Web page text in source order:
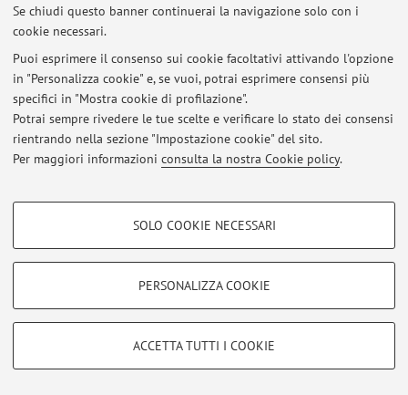
Se chiudi questo banner continuerai la navigazione solo con i
cookie necessari.
Puoi esprimere il consenso sui cookie facoltativi attivando l'opzione
in "Personalizza cookie" e, se vuoi, potrai esprimere consensi più
specifici in "Mostra cookie di profilazione".
Potrai sempre rivedere le tue scelte e verificare lo stato dei consensi
rientrando nella sezione "Impostazione cookie" del sito.
Per maggiori informazioni consulta la nostra Cookie policy.
COOKIE DI PROFILAZIONE - FACOLTATIVI
COOKIE TECNICI - NECESSARI
Si tratta di cookie tecnici utilizzati, a titolo esemplificativo, per il corretto
SOLO COOKIE NECESSARI
PERSONALIZZA COOKIE
ACCETTA TUTTI I COOKIE
Ultimi avvisi
Al momento non sono presenti avvisi.
Area riservata
per gestire tutti i contenuti del sito.
© 2026 - ALMA MATER STUDIORUM - Università di Bologna - Via
Zamboni, 33 - 40126 Bologna - Partita IVA: 01131710376
Privacy|Note legali|Impostazioni Cookie